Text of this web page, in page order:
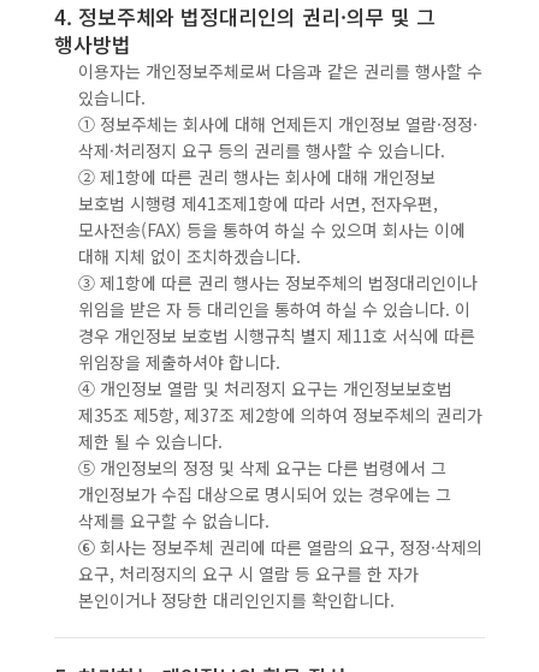
4. 정보주체와 법정대리인의 권리·의무 및 그
행사방법
이용자는 개인정보주체로써 다음과 같은 권리를 행사할 수
있습니다.
① 정보주체는 회사에 대해 언제든지 개인정보 열람·정정·
삭제·처리정지 요구 등의 권리를 행사할 수 있습니다.
② 제1항에 따른 권리 행사는 회사에 대해 개인정보
보호법 시행령 제41조제1항에 따라 서면, 전자우편,
모사전송(FAX) 등을 통하여 하실 수 있으며 회사는 이에
대해 지체 없이 조치하겠습니다.
③ 제1항에 따른 권리 행사는 정보주체의 법정대리인이나
위임을 받은 자 등 대리인을 통하여 하실 수 있습니다. 이
경우 개인정보 보호법 시행규칙 별지 제11호 서식에 따른
위임장을 제출하셔야 합니다.
④ 개인정보 열람 및 처리정지 요구는 개인정보보호법
제35조 제5항, 제37조 제2항에 의하여 정보주체의 권리가
제한 될 수 있습니다.
⑤ 개인정보의 정정 및 삭제 요구는 다른 법령에서 그
개인정보가 수집 대상으로 명시되어 있는 경우에는 그
삭제를 요구할 수 없습니다.
⑥ 회사는 정보주체 권리에 따른 열람의 요구, 정정·삭제의
요구, 처리정지의 요구 시 열람 등 요구를 한 자가
본인이거나 정당한 대리인인지를 확인합니다.